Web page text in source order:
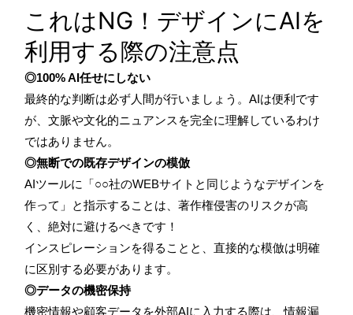
これはNG！デザインにAIを
利用する際の注意点
◎100% AI任せにしない
最終的な判断は必ず人間が行いましょう。AIは便利です
が、文脈や文化的ニュアンスを完全に理解しているわけ
ではありません。
◎無断での既存デザインの模倣
AIツールに「○○社のWEBサイトと同じようなデザインを
作って」と指示することは、著作権侵害のリスクが高
く、絶対に避けるべきです！
インスピレーションを得ることと、直接的な模倣は明確
に区別する必要があります。
◎データの機密保持
機密情報や顧客データを外部AIに入力する際は、情報漏